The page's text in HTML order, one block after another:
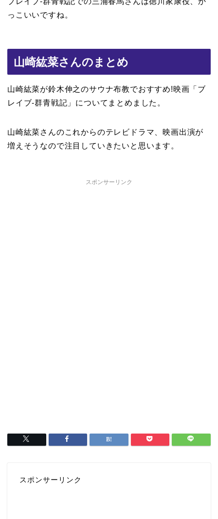
っこいいですね。
山崎紘菜さんのまとめ
山崎紘菜が鈴木伸之のサウナ布教でおすすめ!映画「ブ
レイブ-群青戦記」についてまとめました。
山崎紘菜さんのこれからのテレビドラマ、映画出演が
増えそうなので注目していきたいと思います。
スポンサーリンク
スポンサーリンク